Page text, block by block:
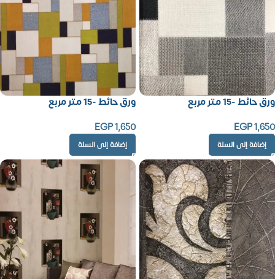
ورق حائط -15 متر مربع
EGP1,650
إضافة إلى السلة
ورق حائط -15 متر مربع
EGP1,650
إضافة إلى السلة